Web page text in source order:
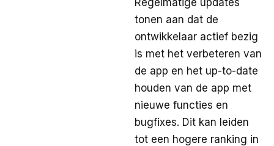
tonen aan dat de
ontwikkelaar actief bezig
is met het verbeteren van
de app en het up-to-date
houden van de app met
nieuwe functies en
bugfixes. Dit kan leiden
tot een hogere ranking in